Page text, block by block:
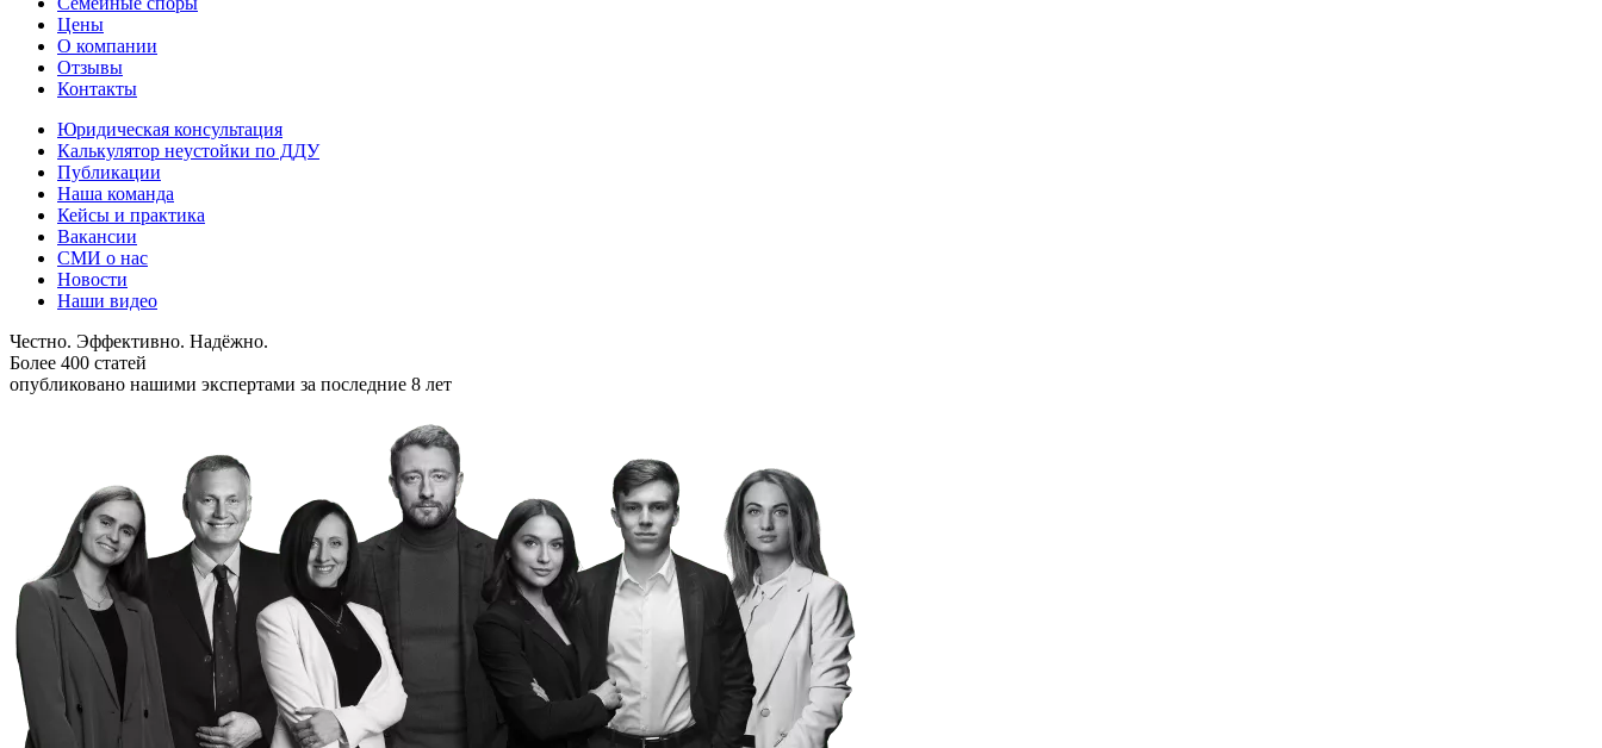
Цены
О компании
Отзывы
Контакты
Юридическая консультация
Калькулятор неустойки по ДДУ
Публикации
Наша команда
Кейсы и практика
Вакансии
СМИ о нас
Новости
Наши видео
Честно. Эффективно. Надёжно.
Более 400 статей
опубликовано нашими экспертами за последние 8 лет